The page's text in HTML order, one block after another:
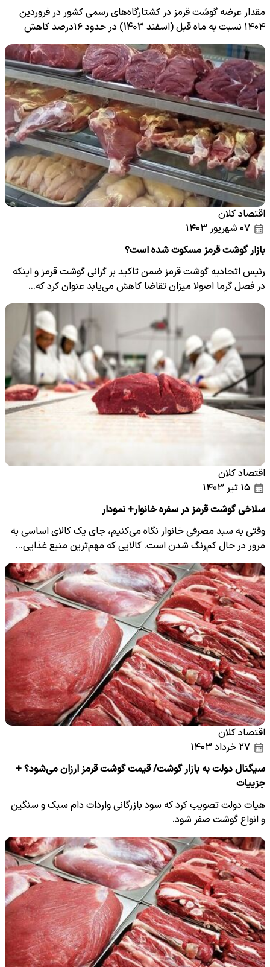
مقدار عرضه گوشت قرمز در کشتارگاه‌های رسمی کشور در فروردین
۱۴۰۴ نسبت به ماه قبل (اسفند 1403) در حدود ۱۶درصد کاهش
داشته ا…
اقتصاد کلان
بازار گوشت قرمز مسکوت شده است؟
رئیس اتحادیه گوشت قرمز ضمن تاکید بر گرانی گوشت قرمز و اینکه
در فصل گرما اصولا میزان تقاضا کاهش می‌یابد عنوان کرد که…
اقتصاد کلان
سلاخی گوشت قرمز در سفره خانوار+ نمودار
وقتی به سبد مصرفی خانوار نگاه می‌کنیم، جای یک کالای اساسی به
مرور در حال کم‌رنگ شدن است. کالایی که مهم‌ترین منبع غذایی…
اقتصاد کلان
سیگنال دولت به بازار گوشت/ قیمت گوشت قرمز ارزان می‌شود؟ +
جزییات
هیات دولت تصویب کرد که سود بازرگانی واردات دام سبک و سنگین
و انواع گوشت صفر شود.